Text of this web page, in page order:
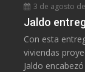
3 de agosto
Jaldo
Con esta
viviendas
Jaldo